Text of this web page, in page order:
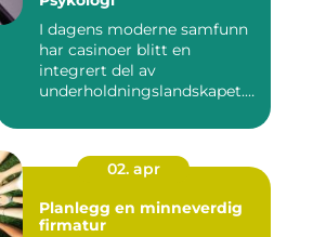
I dagens moderne samfunn
har casinoer blitt en
integrert del av
underholdningslandskapet.
02. apr
Planlegg en minneverdig
firmatur